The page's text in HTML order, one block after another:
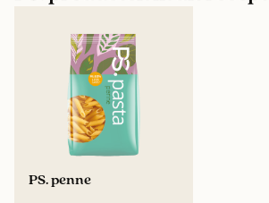
PS. penne